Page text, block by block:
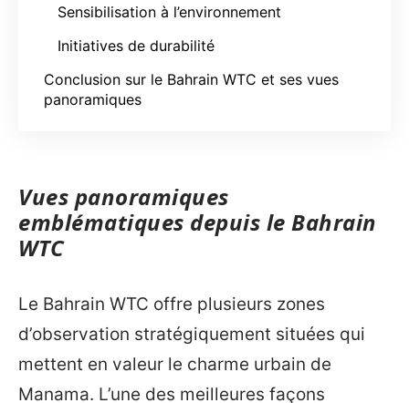
Sensibilisation à l’environnement
Initiatives de durabilité
Conclusion sur le Bahrain WTC et ses vues
panoramiques
Vues panoramiques
emblématiques depuis le Bahrain
WTC
Le Bahrain WTC offre plusieurs zones
d’observation stratégiquement situées qui
mettent en valeur le charme urbain de
Manama. L’une des meilleures façons